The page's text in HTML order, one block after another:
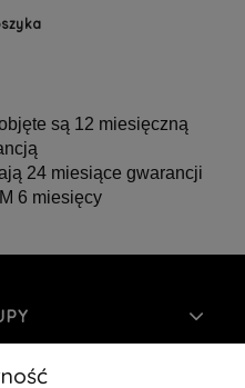
są 12 miesięczną
24 miesiące gwarancji
6 miesięcy